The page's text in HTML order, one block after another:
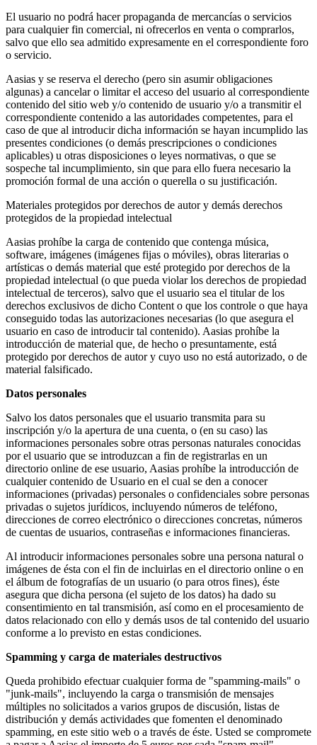
El usuario no podrá hacer propaganda de mercancías o servicios
para cualquier fin comercial, ni ofrecerlos en venta o comprarlos,
salvo que ello sea admitido expresamente en el correspondiente foro
o servicio.
Aasias y se reserva el derecho (pero sin asumir obligaciones
algunas) a cancelar o limitar el acceso del usuario al correspondiente
contenido del sitio web y/o contenido de usuario y/o a transmitir el
correspondiente contenido a las autoridades competentes, para el
caso de que al introducir dicha información se hayan incumplido las
presentes condiciones (o demás prescripciones o condiciones
aplicables) u otras disposiciones o leyes normativas, o que se
sospeche tal incumplimiento, sin que para ello fuera necesario la
promoción formal de una acción o querella o su justificación.
Materiales protegidos por derechos de autor y demás derechos
protegidos de la propiedad intelectual
Aasias prohíbe la carga de contenido que contenga música,
software, imágenes (imágenes fijas o móviles), obras literarias o
artísticas o demás material que esté protegido por derechos de la
propiedad intelectual (o que pueda violar los derechos de propiedad
intelectual de terceros), salvo que el usuario sea el titular de los
derechos exclusivos de dicho Content o que los controle o que haya
conseguido todas las autorizaciones necesarias (lo que asegura el
usuario en caso de introducir tal contenido). Aasias prohíbe la
introducción de material que, de hecho o presuntamente, está
protegido por derechos de autor y cuyo uso no está autorizado, o de
material falsificado.
Datos personales
Salvo los datos personales que el usuario transmita para su
inscripción y/o la apertura de una cuenta, o (en su caso) las
informaciones personales sobre otras personas naturales conocidas
por el usuario que se introduzcan a fin de registrarlas en un
directorio online de ese usuario, Aasias prohíbe la introducción de
cualquier contenido de Usuario en el cual se den a conocer
informaciones (privadas) personales o confidenciales sobre personas
privadas o sujetos jurídicos, incluyendo números de teléfono,
direcciones de correo electrónico o direcciones concretas, números
de cuentas de usuarios, contraseñas e informaciones financieras.
Al introducir informaciones personales sobre una persona natural o
imágenes de ésta con el fin de incluirlas en el directorio online o en
el álbum de fotografías de un usuario (o para otros fines), éste
asegura que dicha persona (el sujeto de los datos) ha dado su
consentimiento en tal transmisión, así como en el procesamiento de
datos relacionado con ello y demás usos de tal contenido del usuario
conforme a lo previsto en estas condiciones.
Spamming y carga de materiales destructivos
Queda prohibido efectuar cualquier forma de "spamming-mails" o
"junk-mails", incluyendo la carga o transmisión de mensajes
múltiples no solicitados a varios grupos de discusión, listas de
distribución y demás actividades que fomenten el denominado
spamming, en este sitio web o a través de éste. Usted se compromete